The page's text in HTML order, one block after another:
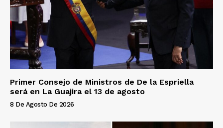
Primer Consejo de Ministros de De la Espriella
será en La Guajira el 13 de agosto
8 De Agosto De 2026